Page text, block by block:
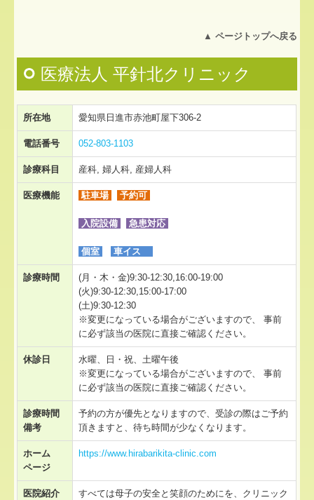
▲ ページトップへ戻る
医療法人 平針北クリニック
所在地 愛知県日進市赤池町屋下306-2
電話番号 052-803-1103
診療科目 産科, 婦人科, 産婦人科
医療機能 駐車場 予約可
入院設備 急患対応
個室 車イス
診療時間
(月・木・金)9:30-12:30,16:00-19:00
(火)9:30-12:30,15:00-17:00
(土)9:30-12:30
※変更になっている場合がございますので、 事前
に必ず該当の医院に直接ご確認ください。
休診日
水曜、日・祝、土曜午後
※変更になっている場合がございますので、 事前
に必ず該当の医院に直接ご確認ください。
診療時間
備考
予約の方が優先となりますので、受診の際はご予約
頂きますと、待ち時間が少なくなります。
ホーム
ページ
https://www.hirabarikita-clinic.com
医院紹介
すべては母子の安全と笑顔のためにを、クリニック